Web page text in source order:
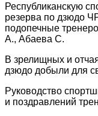
Республиканскую
резерва по дзюдо
подопечные
А., Абаева С.
В зрелищных и
дзюдо добыли для
Руководство
и поздравлений